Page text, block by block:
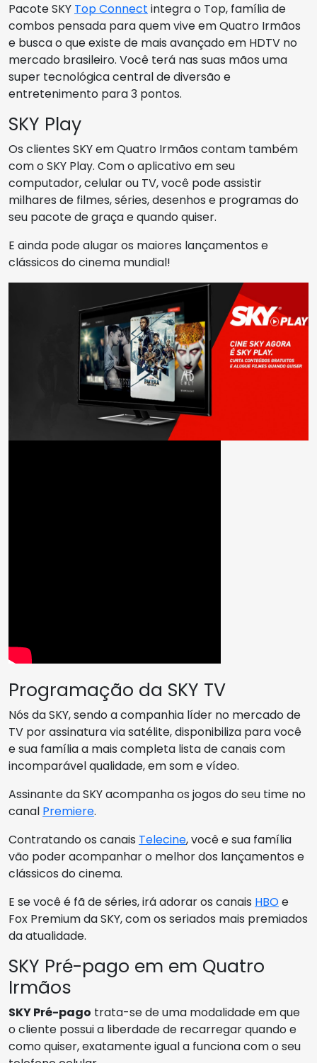
Pacote SKY Top Connect integra o Top, família de
combos pensada para quem vive em Quatro Irmãos
e busca o que existe de mais avançado em HDTV no
mercado brasileiro. Você terá nas suas mãos uma
super tecnológica central de diversão e
entretenimento para 3 pontos.
SKY Play
Os clientes SKY em Quatro Irmãos contam também
com o SKY Play. Com o aplicativo em seu
computador, celular ou TV, você pode assistir
milhares de filmes, séries, desenhos e programas do
seu pacote de graça e quando quiser.
E ainda pode alugar os maiores lançamentos e
clássicos do cinema mundial!
Programação da SKY TV
Nós da SKY, sendo a companhia líder no mercado de
TV por assinatura via satélite, disponibiliza para você
e sua família a mais completa lista de canais com
incomparável qualidade, em som e vídeo.
Assinante da SKY acompanha os jogos do seu time no
canal Premiere.
Contratando os canais Telecine, você e sua família
vão poder acompanhar o melhor dos lançamentos e
clássicos do cinema.
E se você é fã de séries, irá adorar os canais HBOe
Fox Premium da SKY, com os seriados mais premiados
da atualidade.
SKY Pré-pago em em Quatro
Irmãos
SKY Pré-pago trata-se de uma modalidade em que
o cliente possui a liberdade de recarregar quando e
como quiser, exatamente igual a funciona com o seu